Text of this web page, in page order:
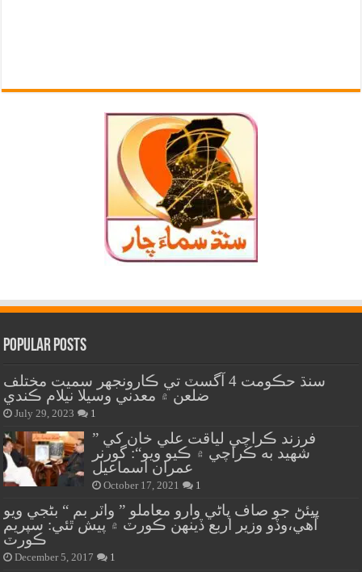
Popular Posts
سنڌ حڪومت 4 آگسٽ تي ڪارونجهر سميت مختلف
ضلعن ۾ معدني وسيلا نيلام ڪندي
July 29, 2023 1
” فرزند ڪراچي لياقت علي خان کي
شهيد به ڪراچي ۾ ڪيو ويو“: گورنر
عمران اسماعيل
October 17, 2021 1
پيئڻ جو صاف پاڻي وارو معاملو ” واٽر بم “ بڻجي ويو
آهي،وڏو وزير اربع ڏينهن ڪورٽ ۾ پيش ٿئي: سپريم
ڪورٽ
December 5, 2017 1